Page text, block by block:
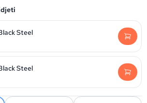
Steel
Steel